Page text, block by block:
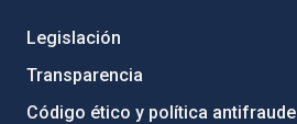
Legislación
Transparencia
Código ético y política antifraude